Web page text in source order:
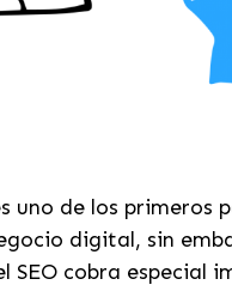
de los primeros
digital, sin
SEO cobra especial